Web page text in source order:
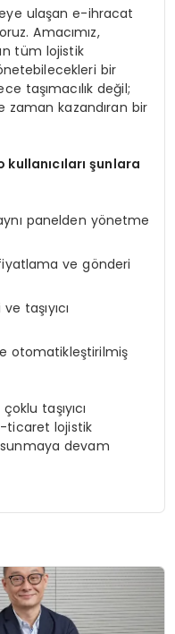
ulaşan e-ihracat
Amacımız,
tüm lojistik
bir
taşımacılık değil;
kazandıran bir
şunlara
panelden yönetme
ve gönderi
taşıyıcı
otomatikleştirilmiş
taşıyıcı
ticaret lojistik
devam